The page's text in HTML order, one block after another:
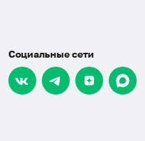
Социальные сети